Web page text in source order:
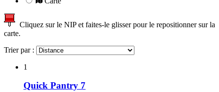
Cliquez sur le NIP et faites-le glisser pour le repositionner sur la
carte.
Trier par :
1
Quick Pantry 7